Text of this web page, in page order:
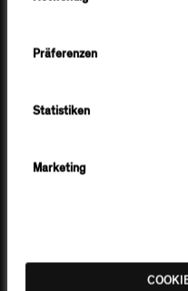
sich die Server unserer
zeigen" und in unserer
Zwecke ("Cookies zulassen")
Zwecke ("Auswahl erlauben")
erteilte Einwilligung jederzeit
Präferenzen
Statistiken
Marketing
LIVING